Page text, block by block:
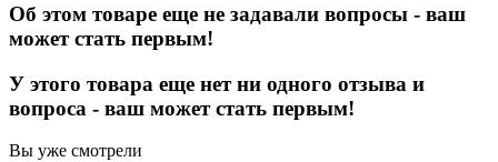
Об этом товаре еще не задавали вопросы - ваш
может стать первым!
У этого товара еще нет ни одного отзыва и
вопроса - ваш может стать первым!
Вы уже смотрели